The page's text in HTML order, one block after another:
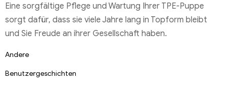
Eine sorgfältige Pflege und Wartung Ihrer TPE-Puppe
sorgt dafür, dass sie viele Jahre lang in Topform bleibt
und Sie Freude an ihrer Gesellschaft haben.
Andere
Benutzergeschichten